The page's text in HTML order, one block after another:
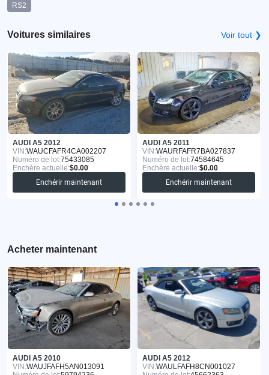
RS2
Voitures similaires Voir tout ❯
AUDI A5 2012
VIN:WAUCFAFR4CA002207
Numéro de lot:75433085
Enchère actuelle:$0.00
Enchérir maintenant
AUDI A5 2011
VIN:WAURFAFR7BA027837
Numéro de lot:74584645
Enchère actuelle:$0.00
Enchérir maintenant
Acheter maintenant
AUDI A5 2010
VIN:WAUJFAFH5AN013091
AUDI A5 2012
VIN:WAULFAFH8CN001027